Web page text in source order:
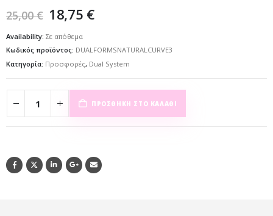
25,00€ 18,75 €
Availability: Σε απόθεμα
Κωδικός προϊόντος: DUALFORMSNATURALCURVE3
Κατηγορία: Προσφορές, Dual System
ΠΡΟΣΘΉΚΗ ΣΤΟ ΚΑΛΆΘΙ